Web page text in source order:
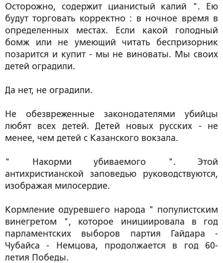
Осторожно, содержит цианистый калий ". Ею
будут торговать корректно : в ночное время в
определенных местах. Если какой голодный
бомж или не умеющий читать беспризорник
позарится и купит - мы не виноваты. Мы своих
детей оградили.
Да нет, не оградили.
Не обезвреженные законодателями убийцы
любят всех детей. Детей новых русских - не
менее, чем детей с Казанского вокзала.
" Накорми убиваемого ". Этой
антихристианской заповедью руководствуются,
изображая милосердие.
Кормление одуревшего народа " популистским
винегретом ", которое инициировала в год
парламентских выборов партия Гайдара -
Чубайса - Немцова, продолжается в год 60-
летия Победы.